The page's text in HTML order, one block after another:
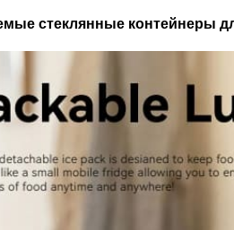
стеклянные контейнеры